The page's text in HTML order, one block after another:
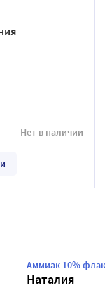
Нет в наличии
Аммиак 10%
Наталия